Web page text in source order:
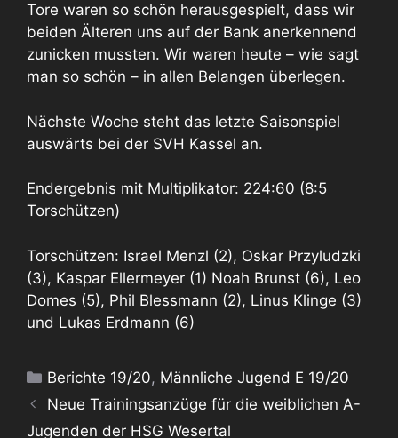
Tore waren so schön herausgespielt, dass wir
beiden Älteren uns auf der Bank anerkennend
zunicken mussten. Wir waren heute – wie sagt
man so schön – in allen Belangen überlegen.
Nächste Woche steht das letzte Saisonspiel
auswärts bei der SVH Kassel an.
Endergebnis mit Multiplikator: 224:60 (8:5
Torschützen)
Torschützen: Israel Menzl (2), Oskar Przyludzki
(3), Kaspar Ellermeyer (1) Noah Brunst (6), Leo
Domes (5), Phil Blessmann (2), Linus Klinge (3)
und Lukas Erdmann (6)
Kategorien
Berichte 19/20, Männliche Jugend E 19/20
Neue Trainingsanzüge für die weiblichen A-
Jugenden der HSG Wesertal